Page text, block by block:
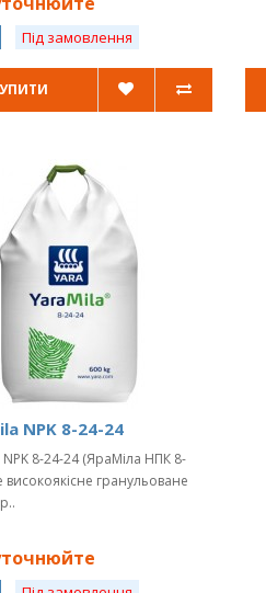
Під замовлення
NPK 8-24-24
8-24-24 (ЯраМіла НПК 8-
високоякісне гранульоване